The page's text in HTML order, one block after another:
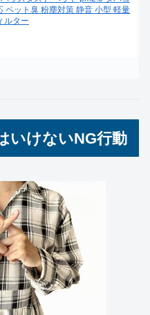
ペット臭 粉塵対策 静音 小型 軽量
ルター
いけないNG行動